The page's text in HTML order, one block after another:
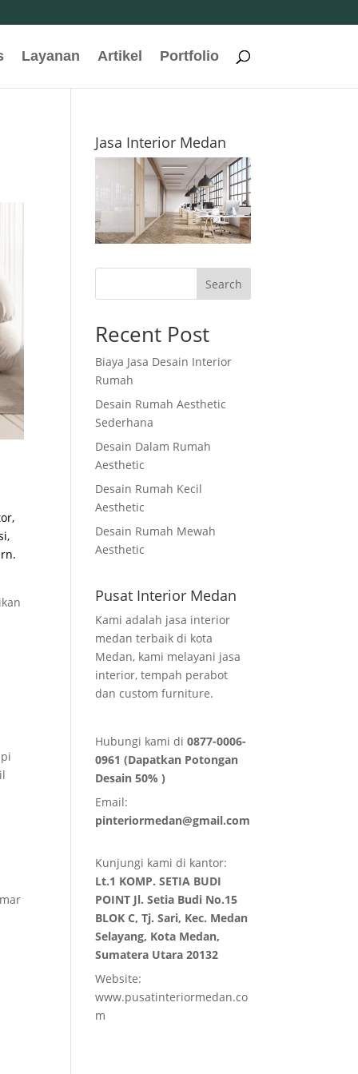
Layanan Artikel Portfolio
Jasa Interior Medan
Search
Recent Post
Biaya Jasa Desain Interior
Rumah
Desain Rumah Aesthetic
Sederhana
Desain Dalam Rumah
Aesthetic
Desain Rumah Kecil
Aesthetic
Desain Rumah Mewah
Aesthetic
Pusat Interior Medan
Kami adalah jasa interior
medan terbaik di kota
Medan, kami melayani jasa
interior, tempah perabot
dan custom furniture.
Hubungi kami di0877-0006-
0961 (Dapatkan Potongan
Desain 50% )
Email:
pinteriormedan@gmail.com
Kunjungi kami di kantor:
Lt.1 KOMP. SETIA BUDI
POINT Jl. Setia Budi No.15
BLOK C, Tj. Sari, Kec. Medan
Selayang, Kota Medan,
Sumatera Utara 20132
Website:
www.pusatinteriormedan.co
m